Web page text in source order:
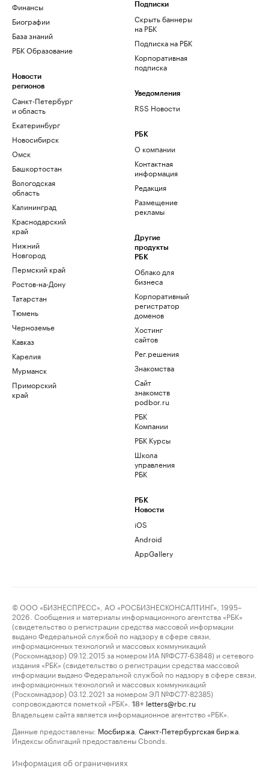
Финансы
Биографии
База знаний
РБК Образование
Новости
регионов
Санкт-Петербург
и область
Екатеринбург
Новосибирск
Омск
Башкортостан
Вологодская
область
Калининград
Краснодарский
край
Нижний
Новгород
Пермский край
Ростов-на-Дону
Татарстан
Тюмень
Черноземье
Кавказ
Карелия
Мурманск
Приморский
край
Подписки
Скрыть баннеры
на РБК
Подписка на РБК
Корпоративная
подписка
Уведомления
RSS Новости
РБК
О компании
Контактная
информация
Редакция
Размещение
рекламы
Другие
продукты
РБК
Облако для
бизнеса
Корпоративный
регистратор
доменов
Хостинг
сайтов
Рег.решения
Знакомства
Сайт
знакомств
podbor.ru
РБК
Компании
РБК Курсы
Школа
управления
РБК
РБК
Новости
iOS
Android
AppGallery
© ООО «БИЗНЕСПРЕСС», АО «РОСБИЗНЕСКОНСАЛТИНГ», 1995–
2026. Сообщения и материалы информационного агентства «РБК»
(свидетельство о регистрации средства массовой информации
выдано Федеральной службой по надзору в сфере связи,
информационных технологий и массовых коммуникаций
(Роскомнадзор) 09.12.2015 за номером ИА №ФС77-63848) и сетевого
издания «РБК» (свидетельство о регистрации средства массовой
информации выдано Федеральной службой по надзору в сфере связи,
информационных технологий и массовых коммуникаций
(Роскомнадзор) 03.12.2021 за номером ЭЛ №ФС77-82385)
сопровождаются пометкой «РБК».
18+ letters@rbc.ru
Владельцем сайта является информационное агентство «РБК».
Данные предоставлены: Мосбиржа Санкт-Петербургская биржа
Индексы облигаций предоставлены Cbonds.
Информация об ограничениях